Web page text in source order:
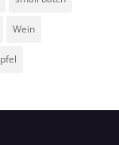
Wein